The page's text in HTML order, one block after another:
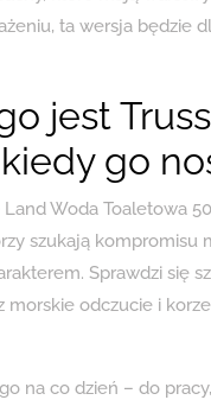
ta wersja będzie
jest
go
Land Woda Toaletowa
szukają kompromisu
Sprawdzi się
morskie odczucie i
na co dzień – do